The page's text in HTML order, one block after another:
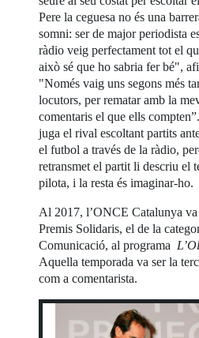
Pere la ceguesa no és una
somni: ser de major periodista
ràdio veig perfectament tot el
això sé que ho sabria fer bé",
"Només vaig uns segons més
locutors, per rematar amb la
comentaris el que ells
juga el rival escoltant partits
el futbol a través de la ràdio,
retransmet el partit li descriu el
pilota, i la resta és imaginar-ho.
Al 2017, l’ONCE Catalunya
Premis Solidaris, el de la
Comunicació, al programa
Aquella temporada va ser la
com a comentarista.